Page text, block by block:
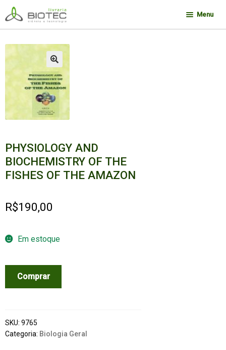
Pular
para
navegação
Pular
para
o
conteúdo
Menu
🔍
PHYSIOLOGY AND
BIOCHEMISTRY OF THE
FISHES OF THE AMAZON
R$190,00
Em estoque
PHYSIOLOGY
THE
FISHES
Comprar
SKU: 9765
Categoria: Biologia Geral